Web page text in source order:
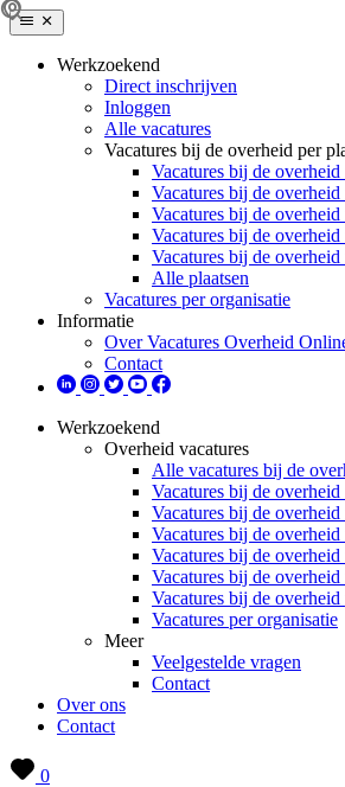
Werkzoekend
Direct inschrijven
Inloggen
Alle vacatures
Vacatures bij de overheid per
Vacatures bij de
Vacatures bij de
Vacatures bij de
Vacatures bij de
Vacatures bij de
Alle plaatsen
Vacatures per organisatie
Informatie
Over Vacatures Overheid
Contact
Werkzoekend
Overheid vacatures
Alle vacatures bij de
Vacatures bij de
Vacatures bij de
Vacatures bij de
Vacatures bij de
Vacatures bij de
Vacatures bij de overheid
Vacatures per organisatie
Meer
Veelgestelde vragen
Contact
Over ons
Contact
0